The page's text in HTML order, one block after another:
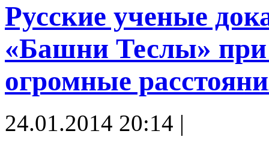
Русские ученые
«Башни Теслы» при
огромные
24.01.2014 20:14 |